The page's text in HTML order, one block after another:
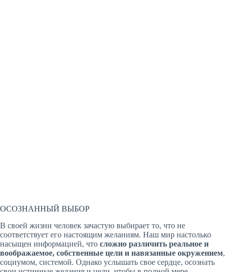
ОСОЗНАННЫЙ ВЫБОР
В своей жизни человек зачастую выбирает то, что не
соответствует его настоящим желаниям. Наш мир настолько
насыщен информацией, что сложно различить реальное и
воображаемое, собственные цели и навязанные окружением,
социумом, системой. Однако услышать свое сердце, осознать